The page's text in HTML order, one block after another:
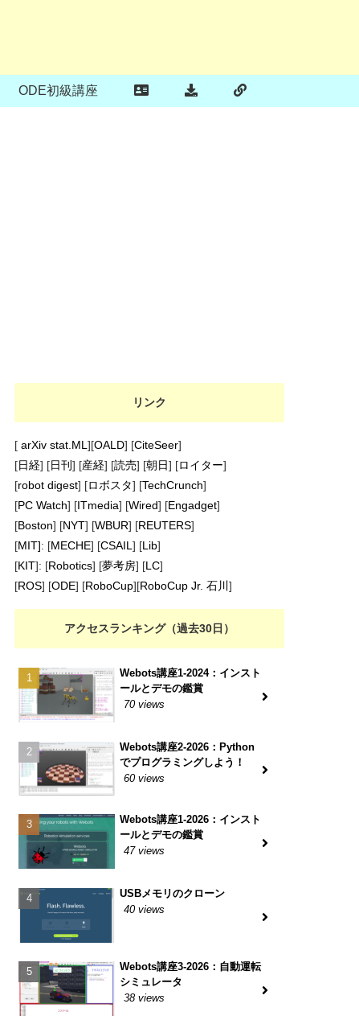
ODE初級講座
リンク
[ arXiv stat.ML ][OALD] [CiteSeer]
[日経] [日刊 ] [産経] [読売] [朝日] [ロイター]
[robot digest] [ロボスタ] [TechCrunch]
[PC Watch] [ITmedia] [Wired] [Engadget]
[Boston] [NYT] [WBUR] [REUTERS]
[MIT]: [MECHE] [CSAIL ] [Lib]
[KIT]: [Robotics] [夢考房] [LC]
[ROS] [ODE] [RoboCup][RoboCup Jr. 石川 ]
アクセスランキング（過去30日）
Webots講座1-2024：インスト
ールとデモの鑑賞
70 views
Webots講座2-2026：Python
でプログラミングしよう！
60 views
Webots講座1-2026：インスト
ールとデモの鑑賞
47 views
USBメモリのクローン
40 views
Webots講座3-2026：自動運転
シミュレータ
38 views